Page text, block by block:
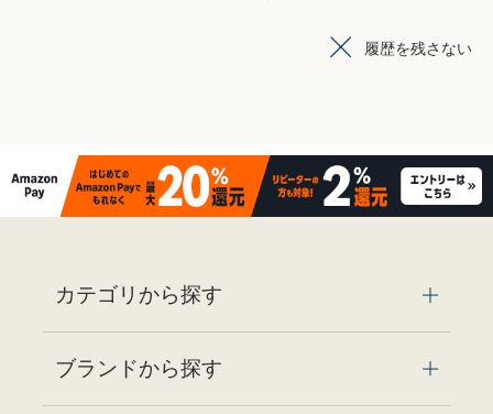
履歴を残さない
カテゴリから探す
ブランドから探す